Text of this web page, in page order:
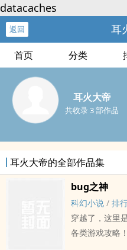
datacaches
返回 耳
首页 分类
耳火大帝
共收录 3 部作品
耳火大帝的全部作品集
bug之神
科幻小说 / 排
穿越了，这里
各类游戏攻略